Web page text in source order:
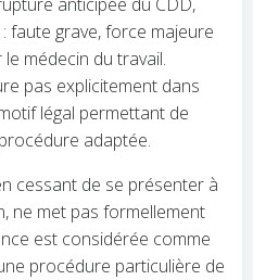
faute grave, force majeure
médecin du travail.
pas explicitement dans
légal permettant de
adaptée.
cessant de se présenter à
ne met pas formellement
est considérée comme
procédure particulière de